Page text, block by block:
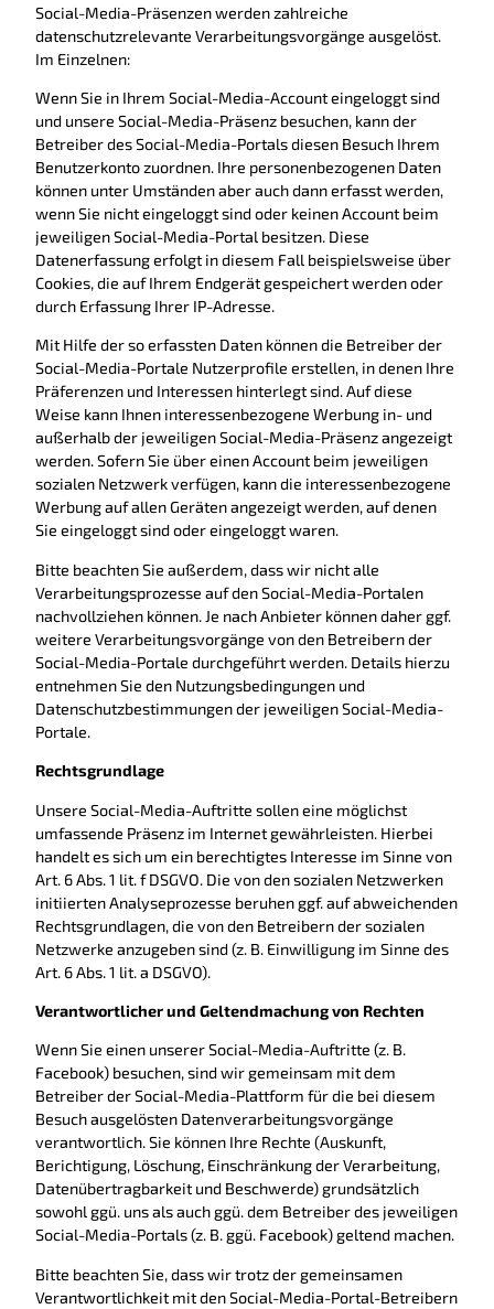
Social-Media-Präsenzen werden zahlreiche
datenschutzrelevante Verarbeitungsvorgänge ausgelöst.
Im Einzelnen:
Wenn Sie in Ihrem Social-Media-Account eingeloggt sind
und unsere Social-Media-Präsenz besuchen, kann der
Betreiber des Social-Media-Portals diesen Besuch Ihrem
Benutzerkonto zuordnen. Ihre personenbezogenen Daten
können unter Umständen aber auch dann erfasst werden,
wenn Sie nicht eingeloggt sind oder keinen Account beim
jeweiligen Social-Media-Portal besitzen. Diese
Datenerfassung erfolgt in diesem Fall beispielsweise über
Cookies, die auf Ihrem Endgerät gespeichert werden oder
durch Erfassung Ihrer IP-Adresse.
Mit Hilfe der so erfassten Daten können die Betreiber der
Social-Media-Portale Nutzerprofile erstellen, in denen Ihre
Präferenzen und Interessen hinterlegt sind. Auf diese
Weise kann Ihnen interessenbezogene Werbung in- und
außerhalb der jeweiligen Social-Media-Präsenz angezeigt
werden. Sofern Sie über einen Account beim jeweiligen
sozialen Netzwerk verfügen, kann die interessenbezogene
Werbung auf allen Geräten angezeigt werden, auf denen
Sie eingeloggt sind oder eingeloggt waren.
Bitte beachten Sie außerdem, dass wir nicht alle
Verarbeitungsprozesse auf den Social-Media-Portalen
nachvollziehen können. Je nach Anbieter können daher ggf.
weitere Verarbeitungsvorgänge von den Betreibern der
Social-Media-Portale durchgeführt werden. Details hierzu
entnehmen Sie den Nutzungsbedingungen und
Datenschutzbestimmungen der jeweiligen Social-Media-
Portale.
Rechtsgrundlage
Unsere Social-Media-Auftritte sollen eine möglichst
umfassende Präsenz im Internet gewährleisten. Hierbei
handelt es sich um ein berechtigtes Interesse im Sinne von
Art. 6 Abs. 1 lit. f DSGVO. Die von den sozialen Netzwerken
initiierten Analyseprozesse beruhen ggf. auf abweichenden
Rechtsgrundlagen, die von den Betreibern der sozialen
Netzwerke anzugeben sind (z. B. Einwilligung im Sinne des
Art. 6 Abs. 1 lit. a DSGVO).
Verantwortlicher und Geltendmachung von Rechten
Wenn Sie einen unserer Social-Media-Auftritte (z. B.
Facebook) besuchen, sind wir gemeinsam mit dem
Betreiber der Social-Media-Plattform für die bei diesem
Besuch ausgelösten Datenverarbeitungsvorgänge
verantwortlich. Sie können Ihre Rechte (Auskunft,
Berichtigung, Löschung, Einschränkung der Verarbeitung,
Datenübertragbarkeit und Beschwerde) grundsätzlich
sowohl ggü. uns als auch ggü. dem Betreiber des jeweiligen
Social-Media-Portals (z. B. ggü. Facebook) geltend machen.
Bitte beachten Sie, dass wir trotz der gemeinsamen
Verantwortlichkeit mit den Social-Media-Portal-Betreibern